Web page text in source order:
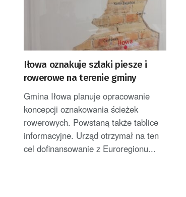
Iłowa oznakuje szlaki piesze i
rowerowe na terenie gminy
Gmina Iłowa planuje opracowanie
koncepcji oznakowania ścieżek
rowerowych. Powstaną także tablice
informacyjne. Urząd otrzymał na ten
cel dofinansowanie z Euroregionu...